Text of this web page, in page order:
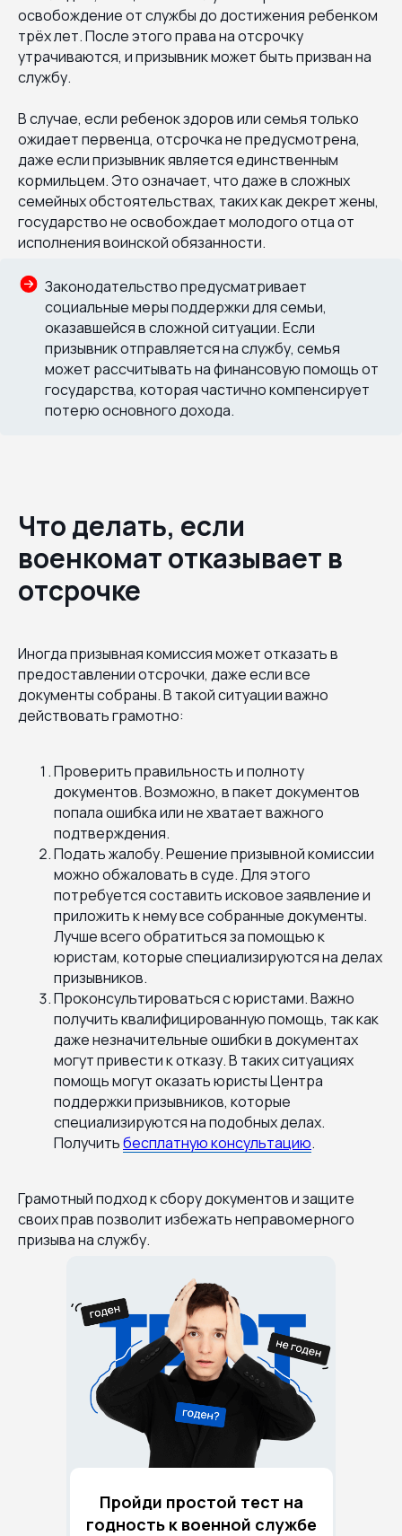
освобождение от службы до достижения ребенком
трёх лет. После этого права на отсрочку
утрачиваются, и призывник может быть призван на
службу.
В случае, если ребенок здоров или семья только
ожидает первенца, отсрочка не предусмотрена,
даже если призывник является единственным
кормильцем. Это означает, что даже в сложных
семейных обстоятельствах, таких как декрет жены,
государство не освобождает молодого отца от
исполнения воинской обязанности.
Законодательство предусматривает
социальные меры поддержки для семьи,
оказавшейся в сложной ситуации. Если
призывник отправляется на службу, семья
может рассчитывать на финансовую помощь от
государства, которая частично компенсирует
потерю основного дохода.
Что делать, если
военкомат отказывает в
отсрочке
Иногда призывная комиссия может отказать в
предоставлении отсрочки, даже если все
документы собраны. В такой ситуации важно
действовать грамотно:
Проверить правильность и полноту
документов. Возможно, в пакет документов
попала ошибка или не хватает важного
подтверждения.
Подать жалобу. Решение призывной комиссии
можно обжаловать в суде. Для этого
потребуется составить исковое заявление и
приложить к нему все собранные документы.
Лучше всего обратиться за помощью к
юристам, которые специализируются на делах
призывников.
Проконсультироваться с юристами. Важно
получить квалифицированную помощь, так как
даже незначительные ошибки в документах
могут привести к отказу. В таких ситуациях
помощь могут оказать юристы Центра
поддержки призывников, которые
специализируются на подобных делах.
Получитьбесплатную консультацию.
Грамотный подход к сбору документов и защите
своих прав позволит избежать неправомерного
призыва на службу.
Пройди простой тест на
годность к военной службе